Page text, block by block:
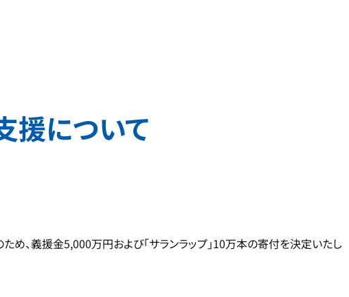
援について
、義援金5,000万円および「サランラップ」10万本の寄付を決定いたし